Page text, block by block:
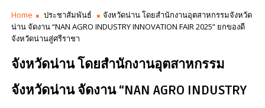
Home ประชาสัมพันธ์
จังหวัดน่าน โดยสำนักงานอุตสาหกรรมจังหวัด
น่าน จัดงาน “NAN AGRO INDUSTRY INNOVATION FAIR 2025” ยกของดี
จังหวัดน่านสู่ศรีราชา
จังหวัดน่าน โดยสำนักงานอุตสาหกรรม
จังหวัดน่าน จัดงาน “NAN AGRO INDUSTRY